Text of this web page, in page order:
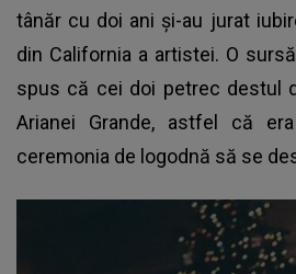
tânăr cu doi ani și-au jurat
din California a artistei. O
spus că cei doi petrec destul
Arianei Grande, astfel că
ceremonia de logodnă să se